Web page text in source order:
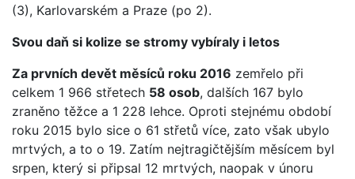
(3), Karlovarském a Praze (po 2).
Svou daň si kolize se stromy vybíraly i letos
Za prvních devět měsíců roku 2016 zemřelo při
celkem 1 966 střetech 58 osob, dalších 167 bylo
zraněno těžce a 1 228 lehce. Oproti stejnému období
roku 2015 bylo sice o 61 střetů více, zato však ubylo
mrtvých, a to o 19. Zatím nejtragičtějším měsícem byl
srpen, který si připsal 12 mrtvých, naopak v únoru